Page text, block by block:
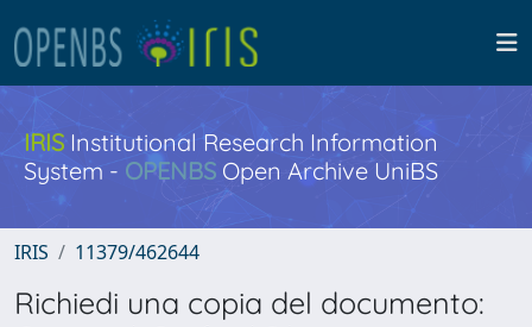
IRISInstitutional Research Information
System - OPENBS Open Archive UniBS
IRIS 11379/462644
Richiedi una copia del documento: